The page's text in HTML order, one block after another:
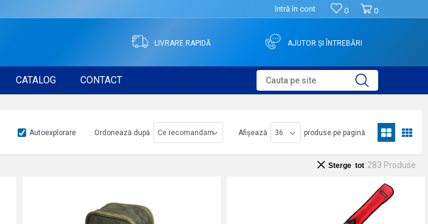
0
0
Intră în cont
LIVRARE RAPIDĂ AJUTOR ȘI ÎNTREBĂRI
CATALOG CONTACT Cauta pe site
Autoexplorare Ordonează după Afișează produse pe pagină
283 Produse
Sterge tot